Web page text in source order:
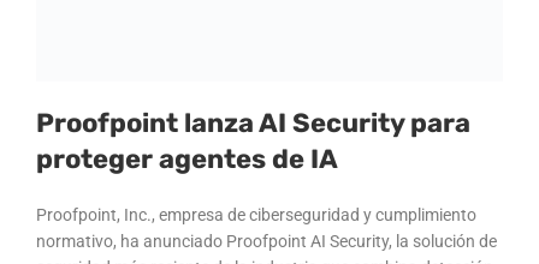
Proofpoint lanza AI Security para
proteger agentes de IA
Proofpoint, Inc., empresa de ciberseguridad y cumplimiento
normativo, ha anunciado Proofpoint AI Security, la solución de